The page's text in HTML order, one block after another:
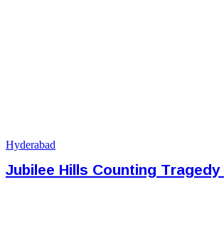
Hyderabad
Jubilee Hills Counting Tragedy